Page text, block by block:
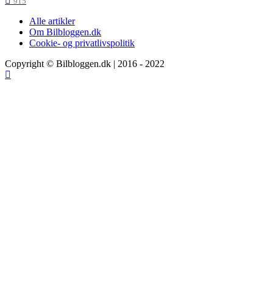
Alle artikler
Om Bilbloggen.dk
Cookie- og privatlivspolitik
Copyright © Bilbloggen.dk | 2016 - 2022